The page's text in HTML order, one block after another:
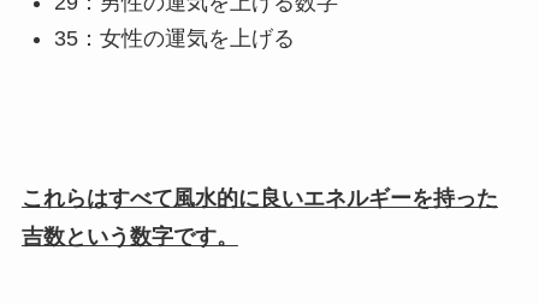
35：女性の運気を上げる
これらはすべて風水的に良いエネルギーを持った
吉数という数字です。